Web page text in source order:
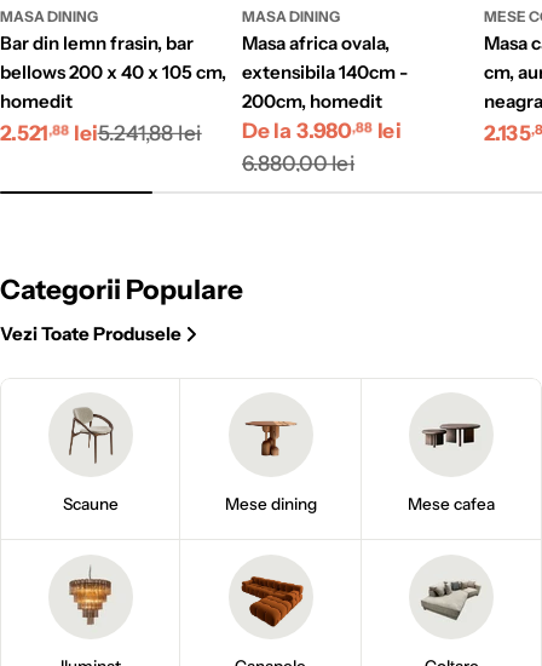
MASA DINING
bar din lemn frasin, bar
bellows 200 x 40 x 105 cm,
homedit
Preț
2.521 ,88 lei
Preț 5.241,88 lei
MASA DINING
masa africa ovala,
extensibila 140cm -
200cm, homedit
Preț
redus
De la 3.980,88 lei
Preț
obișnuit
6.880,00 lei
MESE
masa cafenea stilo, 70 x 75
cm,
Preț
2.135
Preț
Categorii Populare
Vezi Toate Produsele
Scaune Mese dining Mese cafea